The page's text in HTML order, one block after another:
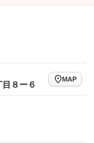
８ー６
MAP